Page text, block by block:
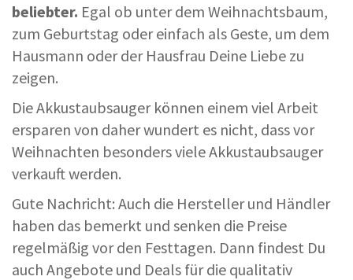
beliebter. Egal ob unter dem Weihnachtsbaum,
zum Geburtstag oder einfach als Geste, um dem
Hausmann oder der Hausfrau Deine Liebe zu
zeigen.
Die Akkustaubsauger können einem viel Arbeit
ersparen von daher wundert es nicht, dass vor
Weihnachten besonders viele Akkustaubsauger
verkauft werden.
Gute Nachricht: Auch die Hersteller und Händler
haben das bemerkt und senken die Preise
regelmäßig vor den Festtagen. Dann findest Du
auch Angebote und Deals für die qualitativ